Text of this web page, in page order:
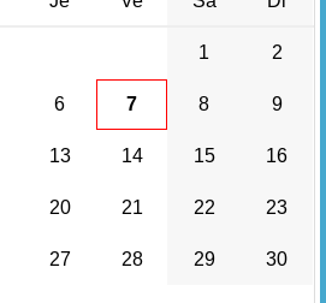
1 2
6 7 8 9
13 14 15 16
20 21 22 23
27 28 29 30